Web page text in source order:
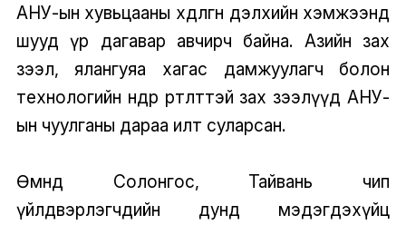
АНУ-ын хувьцааны хөдөлгөөн дэлхийн хэмжээнд
шууд үр дагавар авчирч байна. Азийн зах
зээл, ялангуяа хагас дамжуулагч болон
технологийн өндөр өртөлттэй зах зээлүүд АНУ-
ын чуулганы дараа илт суларсан.
Өмнөд Солонгос, Тайвань чип
үйлдвэрлэгчдийн дунд мэдэгдэхүйц